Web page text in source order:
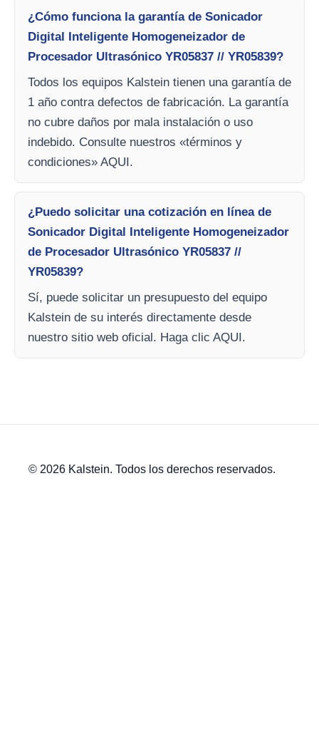
¿Cómo funciona la garantía de Sonicador
Digital Inteligente Homogeneizador de
Procesador Ultrasónico YR05837 // YR05839?
Todos los equipos Kalstein tienen una garantía de
1 año contra defectos de fabricación. La garantía
no cubre daños por mala instalación o uso
indebido. Consulte nuestros «términos y
condiciones» AQUI.
¿Puedo solicitar una cotización en línea de
Sonicador Digital Inteligente Homogeneizador
de Procesador Ultrasónico YR05837 //
YR05839?
Sí, puede solicitar un presupuesto del equipo
Kalstein de su interés directamente desde
nuestro sitio web oficial. Haga clic AQUI.
© 2026 Kalstein. Todos los derechos reservados.